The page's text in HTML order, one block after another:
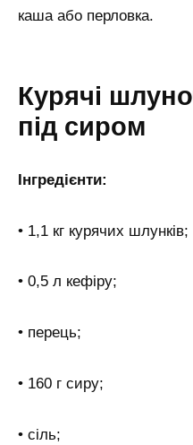
каша або перловка.
Курячі
під сиром
Інгредієнти:
• 1,1 кг курячих шлунків;
• 0,5 л кефіру;
• перець;
• 160 г сиру;
• сіль;